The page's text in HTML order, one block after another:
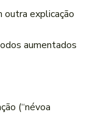
outra explicação
aumentados
(“névoa